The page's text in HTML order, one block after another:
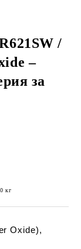
/
–
за
кг
Oxide),